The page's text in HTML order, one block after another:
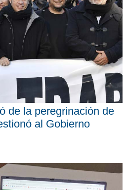
de la peregrinación de
al Gobierno